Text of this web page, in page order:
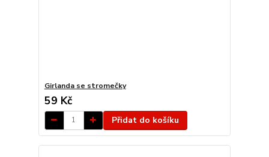
Girlanda se stromečky
59 Kč
Přidat do košíku